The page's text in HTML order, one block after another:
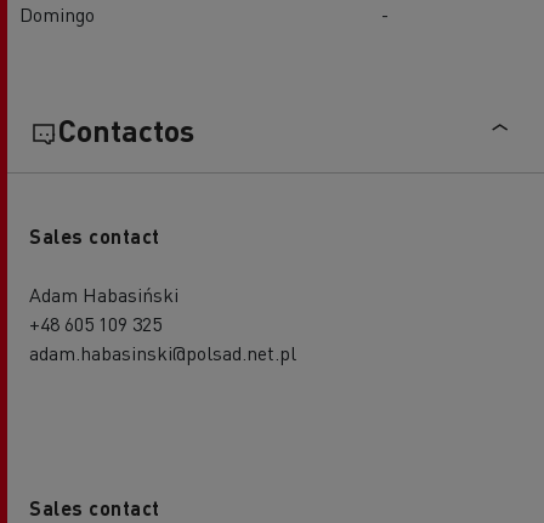
Domingo
-
Contactos
Sales contact
Adam Habasiński
+48 605 109 325
adam.habasinski@polsad.net.pl
Sales contact